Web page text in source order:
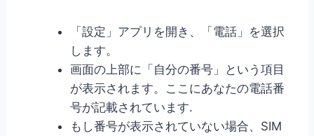
「設定」アプリを開き、「電話」を選択
します。
画面の上部に「自分の番号」という項目
が表示されます。ここにあなたの電話番
号が記載されています.
もし番号が表示されていない場合、SIM